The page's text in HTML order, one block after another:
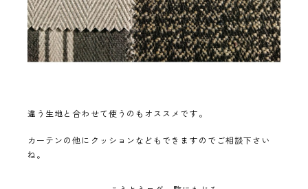
違う生地と合わせて使うのもオススメです。
カーテンの他にクッションなどもできますのでご相談下さい
ね。